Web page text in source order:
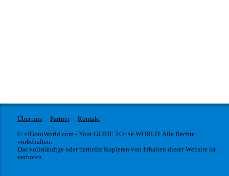
Über uns Partner
Kontakt
© «IGotoWorld.com - Your GUIDE TO the WORLD. Alle Rechte
vorbehalten.
Das vollständige oder partielle Kopieren von Inhalten dieser Website ist
verboten.